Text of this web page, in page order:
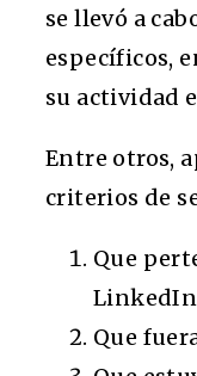
se llevó a
específicos,
su actividad
Entre otros,
criterios de
Que
LinkedIn
Que